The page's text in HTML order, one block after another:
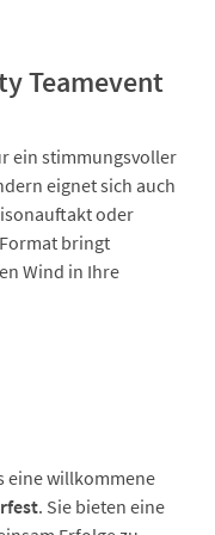
Teamevent
ein stimmungsvoller
eignet sich auch
oder
bringt
Wind in Ihre
eine willkommene
. Sie bieten eine